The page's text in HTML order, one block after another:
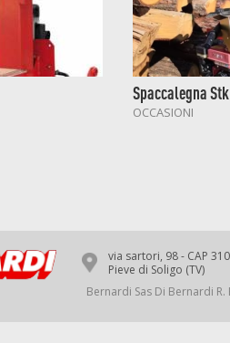
Spaccalegna
OCCASIONI
via sartori, 98 - CAP
Pieve di Soligo (TV)
Bernardi Sas Di Bernardi